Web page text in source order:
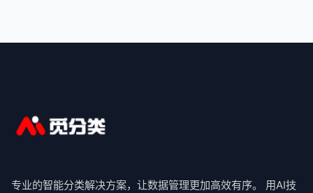
专业的智能分类解决方案，让数据管理更加高效有序。 用AI技